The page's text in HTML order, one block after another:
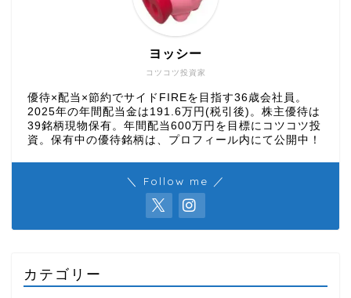
コツコツ投資家
ヨッシー
優待×配当×節約でサイドFIREを目指す36歳会社員。
2025年の年間配当金は191.6万円(税引後)。株主優待は
39銘柄現物保有。年間配当600万円を目標にコツコツ投
資。保有中の優待銘柄は、プロフィール内にて公開中！
＼ Follow me ／
カテゴリー